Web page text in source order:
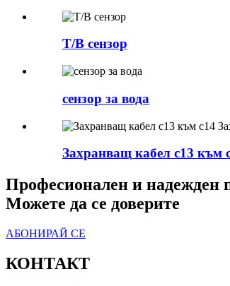
Т/В сензор
сензор за вода
Захранващ кабел c13 към
Професионален и надежден
Можете да се доверите
АБОНИРАЙ СЕ
КОНТАКТ